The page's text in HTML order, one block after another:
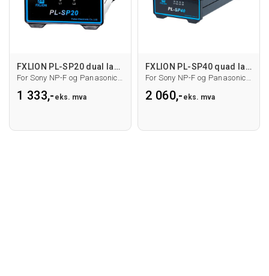
FXLION PL-SP20 dual lader for NP-F/D54
For Sony NP-F og Panasonic D54 serie
1 333,- eks. mva
FXLION PL-SP40 quad lader for NP-F/D54
For Sony NP-F og Panasonic D54 serie
2 060,- eks. mva